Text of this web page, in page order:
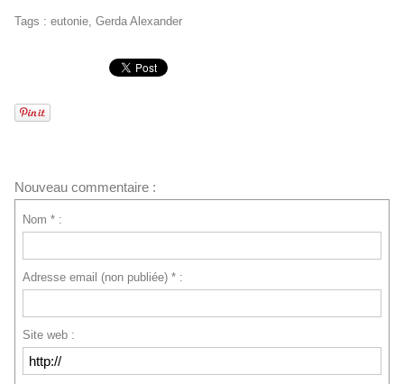
Tags : eutonie, Gerda Alexander
Nouveau commentaire :
Nom * :
Adresse email (non publiée) * :
Site web :